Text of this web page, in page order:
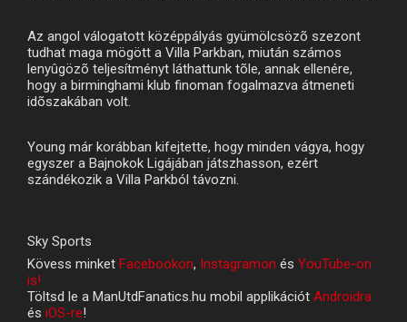
Az angol válogatott középpályás gyümölcsözõ szezont
tudhat maga mögött a Villa Parkban, miután számos
lenyûgözõ teljesítményt láthattunk tõle, annak ellenére,
hogy a birminghami klub finoman fogalmazva átmeneti
idõszakában volt.
Young már korábban kifejtette, hogy minden vágya, hogy
egyszer a Bajnokok Ligájában játszhasson, ezért
szándékozik a Villa Parkból távozni.
Sky Sports
Kövess minket Facebookon, Instagramon és YouTube-on
is!
Töltsd le a ManUtdFanatics.hu mobil applikációt Androidra
és iOS-re!